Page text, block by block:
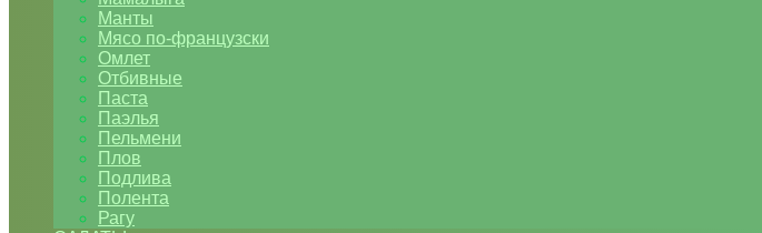
Манты
Мясо по-французски
Омлет
Отбивные
Паста
Паэлья
Пельмени
Плов
Подлива
Полента
Рагу